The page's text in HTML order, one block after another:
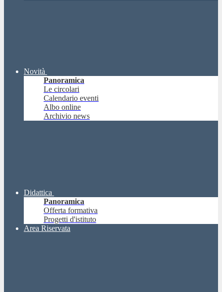
Novità
Panoramica
Le circolari
Calendario eventi
Albo online
Archivio news
Didattica
Panoramica
Offerta formativa
Progetti d'istituto
Area Riservata